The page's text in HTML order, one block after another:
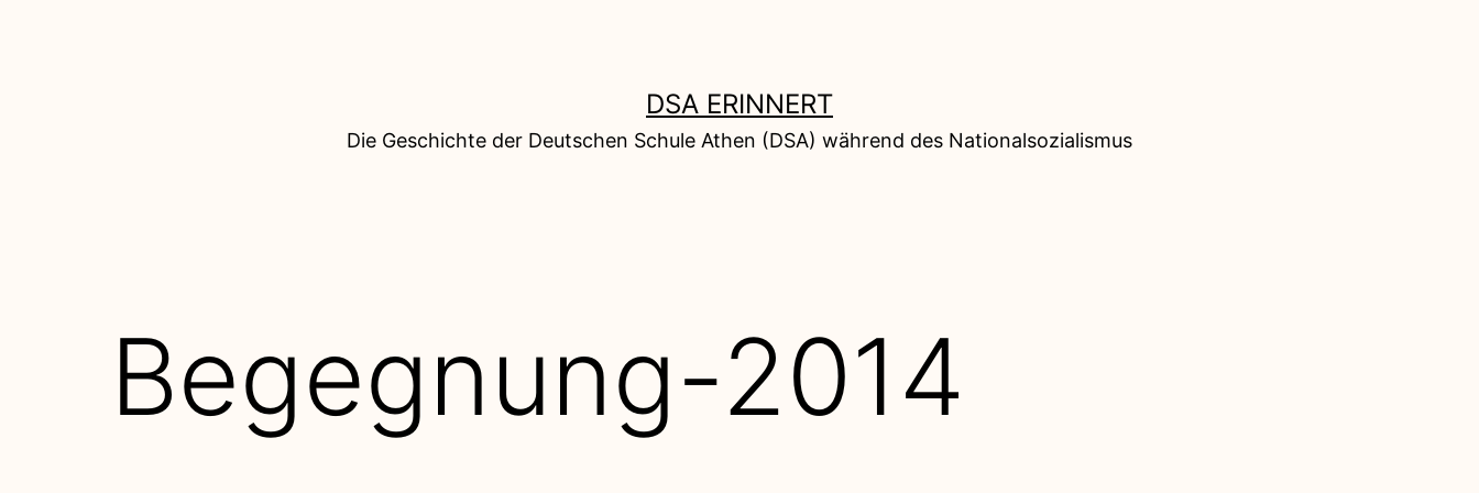
DSA ERINNERT
Die Geschichte der Deutschen Schule Athen (DSA) während des Nationalsozialismus
Begegnung-2014